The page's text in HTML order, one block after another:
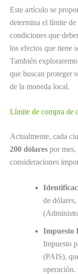
Este artículo se
determina el límite
condiciones que
los efectos que tiene
También
que buscan proteger
de la moneda local.
Límite de compra de
Actualmente, cada
200 dólares por mes,
consideraciones
de
Impuesto
Impuesto
(PAIS),
operación.